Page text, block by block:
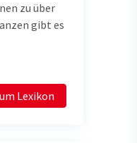
zu über
gibt es
Lexikon